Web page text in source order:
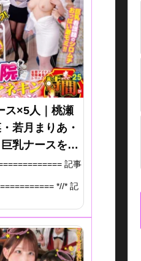
ス×5人｜桃瀬
若月まりあ・
乳ナースを激
記事
*//* 記